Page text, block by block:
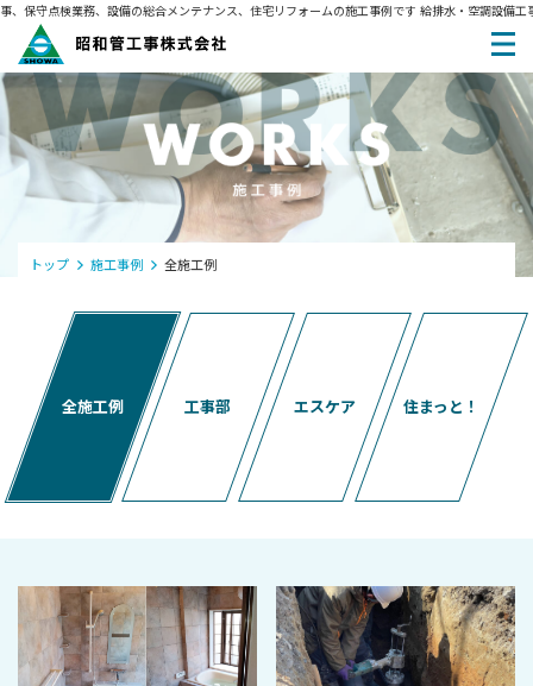
守点検業務、設備の総合メンテナンス、住宅リフォームの施工事例です 給排水・空調設備工事
トップ 施工事例 全施工例
全施工例 工事部 エスケア 住まっと！